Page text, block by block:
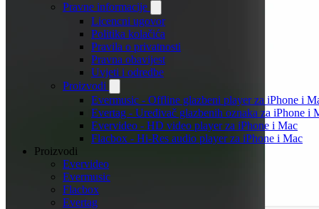
Pravne informacije
Licencni ugovor
Politika kolačića
Pravila o privatnosti
Pravna obavijest
Uvjeti i odredbe
Proizvodi
Evermusic - Offline glazbeni player za iPhone i
Evertag - Uređivač glazbenih oznaka za iPhone i
Evervideo - HD video player za iPhone i Mac
Flacbox - Hi-Res audio player za iPhone i Mac
Proizvodi
Evervideo
Evermusic
Flacbox
Evertag